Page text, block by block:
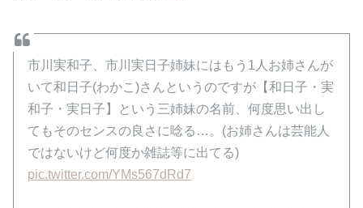
市川実和子、市川実日子姉妹にはもう1人お姉さんが
いて和日子(わかこ)さんというのですが【和日子・実
和子・実日子】という三姉妹の名前、何度思い出し
てもそのセンスの良さに唸る…。(お姉さんは芸能人
ではないけど何度か雑誌等に出てる)
pic.twitter.com/YMs567dRd7